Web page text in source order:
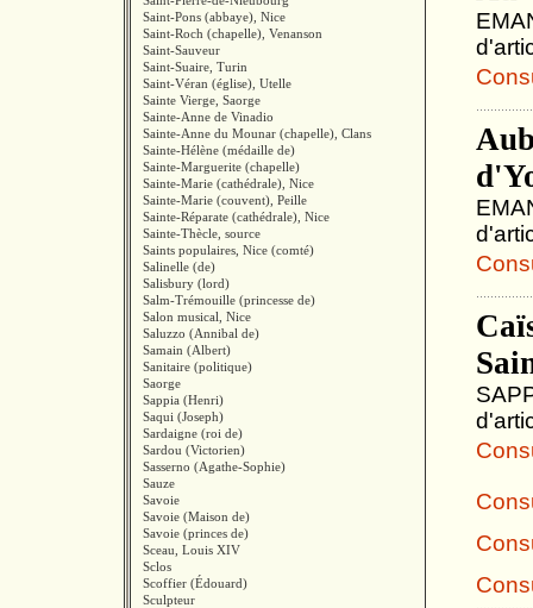
Saint-Pons (abbaye), Nice
Saint-Roch (chapelle), Venanson
Saint-Sauveur
Saint-Suaire, Turin
Saint-Véran (église), Utelle
Sainte Vierge, Saorge
Sainte-Anne de Vinadio
Sainte-Anne du Mounar (chapelle), Clans
Sainte-Hélène (médaille de)
Sainte-Marguerite (chapelle)
Sainte-Marie (cathédrale), Nice
Sainte-Marie (couvent), Peille
Sainte-Réparate (cathédrale), Nice
Sainte-Thècle, source
Saints populaires, Nice (comté)
Salinelle (de)
Salisbury (lord)
Salm-Trémouille (princesse de)
Salon musical, Nice
Saluzzo (Annibal de)
Samain (Albert)
Sanitaire (politique)
Saorge
Sappia (Henri)
Saqui (Joseph)
Sardaigne (roi de)
Sardou (Victorien)
Sasserno (Agathe-Sophie)
Sauze
Savoie
Savoie (Maison de)
Savoie (princes de)
Sceau, Louis XIV
Sclos
Scoffier (Édouard)
Sculpteur